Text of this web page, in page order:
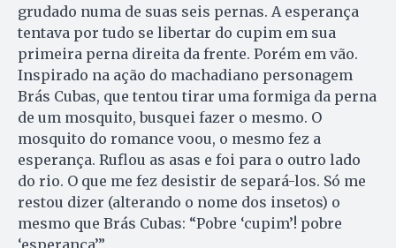
grudado numa de suas seis pernas. A esperança
tentava por tudo se libertar do cupim em sua
primeira perna direita da frente. Porém em vão.
Inspirado na ação do machadiano personagem
Brás Cubas, que tentou tirar uma formiga da perna
de um mosquito, busquei fazer o mesmo. O
mosquito do romance voou, o mesmo fez a
esperança. Ruflou as asas e foi para o outro lado
do rio. O que me fez desistir de separá-los. Só me
restou dizer (alterando o nome dos insetos) o
mesmo que Brás Cubas: “Pobre ‘cupim’! pobre
‘esperança’”.